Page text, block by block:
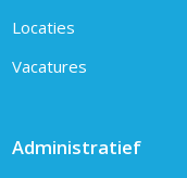
Locaties
Vacatures
Administratief